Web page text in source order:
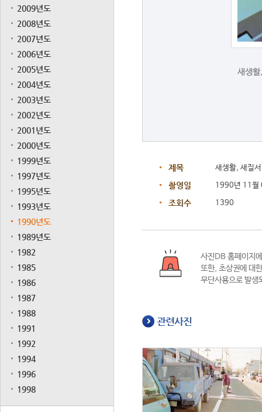
2009년도
2008년도
2007년도
2006년도
2005년도
2004년도
2003년도
2002년도
2001년도
2000년도
1999년도
1997년도
1995년도
1993년도
1990년도
1989년도
1982
1985
1986
1987
1988
1991
1992
1994
1996
1998
새생활
제목 새생활, 새질
촬영일 1990년 11월
조회수 1390
사진DB 홈페이지
또한, 초상권에 대
무단사용으로 발생
관련사진